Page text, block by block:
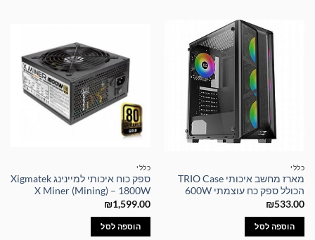
כללי
מארז מחשב איכותי TRIO Case
הכולל ספק כח עוצמתי 600W
₪533.00
הוספה לסל
כללי
ספק כוח איכותי למיינינג Xigmatek
X Miner (Mining) – 1800W
₪1,599.00
הוספה לסל